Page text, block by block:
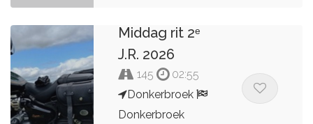
Middag rit 2ᵉ
J.R. 2026
145
02:55
Donkerbroek
Donkerbroek